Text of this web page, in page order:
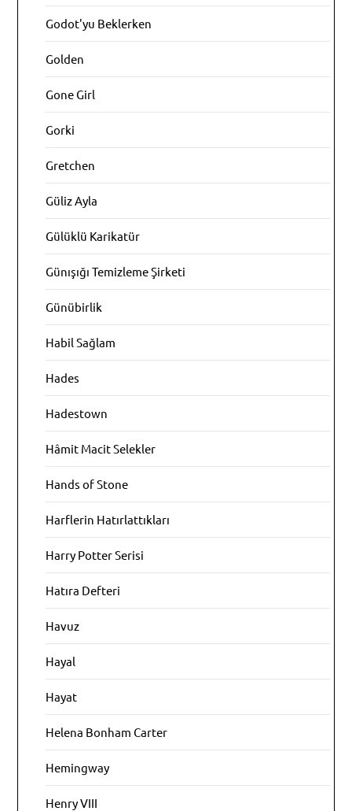
Godot'yu Beklerken
Golden
Gone Girl
Gorki
Gretchen
Güliz Ayla
Gülüklü Karikatür
Günışığı Temizleme Şirketi
Günübirlik
Habil Sağlam
Hades
Hadestown
Hâmit Macit Selekler
Hands of Stone
Harflerin Hatırlattıkları
Harry Potter Serisi
Hatıra Defteri
Havuz
Hayal
Hayat
Helena Bonham Carter
Hemingway
Henry VIII